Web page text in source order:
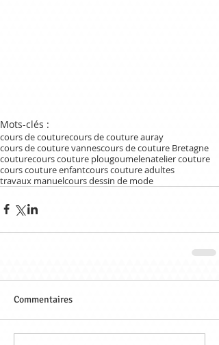
Mots-clés :
cours de couturecours de couture auray
cours de couture vannescours de couture Bretagne
couturecours couture plougoumelenatelier couture
cours couture enfantcours couture adultes
travaux manuelcours dessin de mode
Commentaires